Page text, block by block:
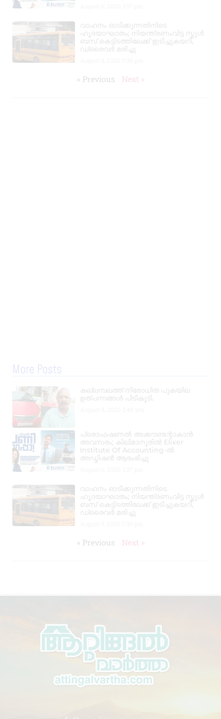
വാഹനം ഓടിക്കുന്നതിനിടെ
ഹൃദയാഘാതം; നിയന്ത്രണംവിട്ട സ്കൂൾ
ബസ് കെട്ടിടത്തിലേക്ക് ഇടിച്ചുകയറി,
ഡ്രൈവർ മരിച്ചു
« Previous Next »
More Posts
കല്ലമ്പലത്ത് നിരോധിത പുകയില
ഉത്പന്നങ്ങൾ പിടികൂടി.
പ്രൊഫഷണൽ അക്കൗണ്ടന്റാകാൻ
അവസരം; കിലിമാനൂരിൽ Elixer
Institute Of Accounting-ൽ
അഡ്മിഷൻ ആരംഭിച്ചു
വാഹനം ഓടിക്കുന്നതിനിടെ
ഹൃദയാഘാതം; നിയന്ത്രണംവിട്ട സ്കൂൾ
ബസ് കെട്ടിടത്തിലേക്ക് ഇടിച്ചുകയറി,
ഡ്രൈവർ മരിച്ചു
« Previous Next »